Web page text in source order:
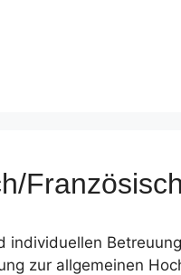
zur allgemeinen